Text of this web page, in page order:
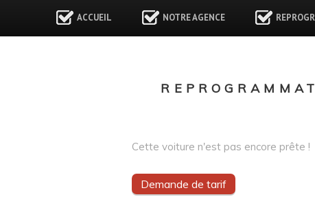
ACCUEIL NOTRE AGENCE
Cette voiture n'est pas encore prête !
Demande de tarif